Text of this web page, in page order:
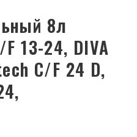
13-24, DIVA
C/F 24 D,